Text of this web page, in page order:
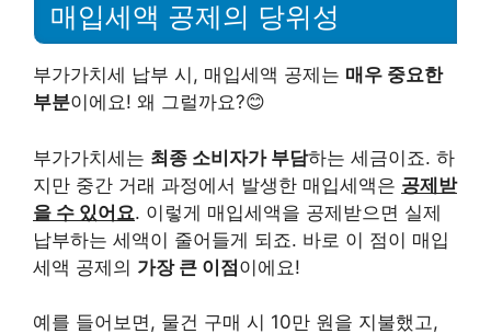
매입세액 공제의 당위성
부가가치세 납부 시, 매입세액 공제는 매우 중요한
부분이에요! 왜 그럴까요?😊
부가가치세는 최종 소비자가 부담하는 세금이죠. 하
지만 중간 거래 과정에서 발생한 매입세액은 공제받
을 수 있어요. 이렇게 매입세액을 공제받으면 실제
납부하는 세액이 줄어들게 되죠. 바로 이 점이 매입
세액 공제의 가장 큰 이점이에요!
예를 들어보면, 물건 구매 시 10만 원을 지불했고,